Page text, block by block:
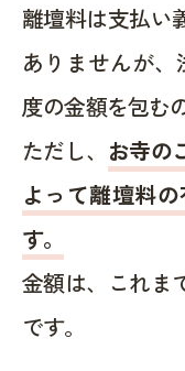
離壇料は支払い
ありませんが
度の金額を包む
ただし、 お寺の
よって離壇料
す。
金額は、これま
です。